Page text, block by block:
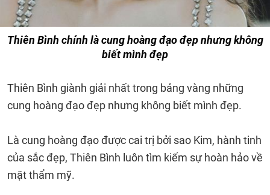
Thiên Bình chính là cung hoàng đạo đẹp nhưng không
biết mình đẹp
Thiên Bình giành giải nhất trong bảng vàng những
cung hoàng đạo đẹp nhưng không biết mình đẹp.
Là cung hoàng đạo được cai trị bởi sao Kim, hành tinh
của sắc đẹp, Thiên Bình luôn tìm kiếm sự hoàn hảo về
mặt thẩm mỹ.